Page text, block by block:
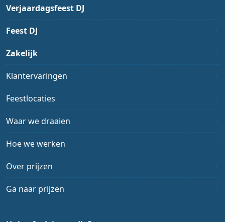
Verjaardagsfeest DJ
Feest DJ
Zakelijk
Klantervaringen
Feestlocaties
Waar we draaien
Hoe we werken
Over prijzen
Ga naar prijzen